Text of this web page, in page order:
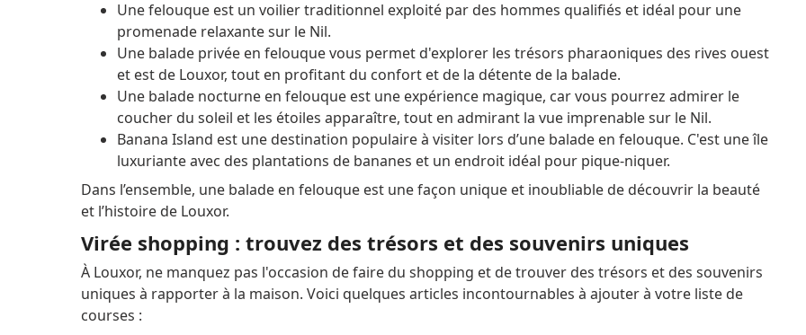
Une felouque est un voilier traditionnel exploité par des hommes qualifiés et idéal pour une
promenade relaxante sur le Nil.
Une balade privée en felouque vous permet d'explorer les trésors pharaoniques des rives ouest
et est de Louxor, tout en profitant du confort et de la détente de la balade.
Une balade nocturne en felouque est une expérience magique, car vous pourrez admirer le
coucher du soleil et les étoiles apparaître, tout en admirant la vue imprenable sur le Nil.
Banana Island est une destination populaire à visiter lors d’une balade en felouque. C'est une île
luxuriante avec des plantations de bananes et un endroit idéal pour pique-niquer.
Dans l’ensemble, une balade en felouque est une façon unique et inoubliable de découvrir la beauté
et l’histoire de Louxor.
Virée shopping : trouvez des trésors et des souvenirs uniques
À Louxor, ne manquez pas l'occasion de faire du shopping et de trouver des trésors et des souvenirs
uniques à rapporter à la maison. Voici quelques articles incontournables à ajouter à votre liste de
courses :